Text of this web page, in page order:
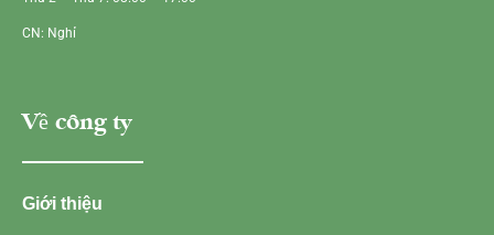
CN: Nghỉ
Về công ty
Giới thiệu